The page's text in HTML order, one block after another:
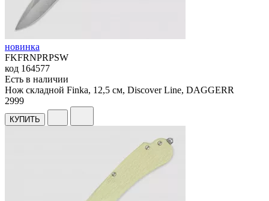
новинка
FKFRNPRPSW
код 164577
Есть в наличии
Нож складной Finka, 12,5 см, Discover Line, DAGGERR
2999
КУПИТЬ